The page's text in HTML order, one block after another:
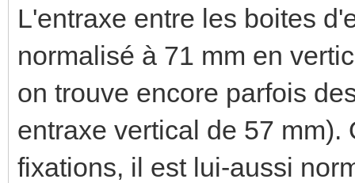
L'entraxe entre les boites
normalisé à 71 mm en
on trouve encore parfois
entraxe vertical de 57
fixations, il est lui-aussi